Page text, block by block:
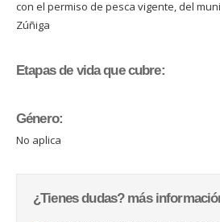
con el permiso de pesca vigente, del
Zúñiga
Etapas de vida que cubre:
Género:
No aplica
¿Tienes dudas? más